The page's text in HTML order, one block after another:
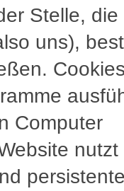
Stelle, die
uns),
Computer
nutzt